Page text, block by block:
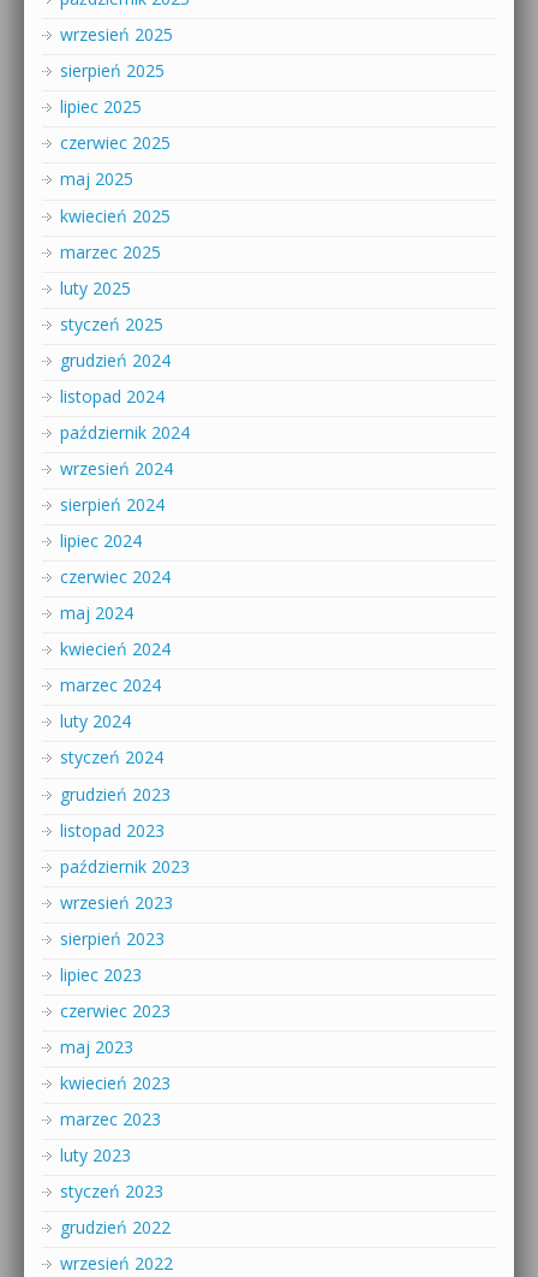
wrzesień 2025
sierpień 2025
lipiec 2025
czerwiec 2025
maj 2025
kwiecień 2025
marzec 2025
luty 2025
styczeń 2025
grudzień 2024
listopad 2024
październik 2024
wrzesień 2024
sierpień 2024
lipiec 2024
czerwiec 2024
maj 2024
kwiecień 2024
marzec 2024
luty 2024
styczeń 2024
grudzień 2023
listopad 2023
październik 2023
wrzesień 2023
sierpień 2023
lipiec 2023
czerwiec 2023
maj 2023
kwiecień 2023
marzec 2023
luty 2023
styczeń 2023
grudzień 2022
wrzesień 2022